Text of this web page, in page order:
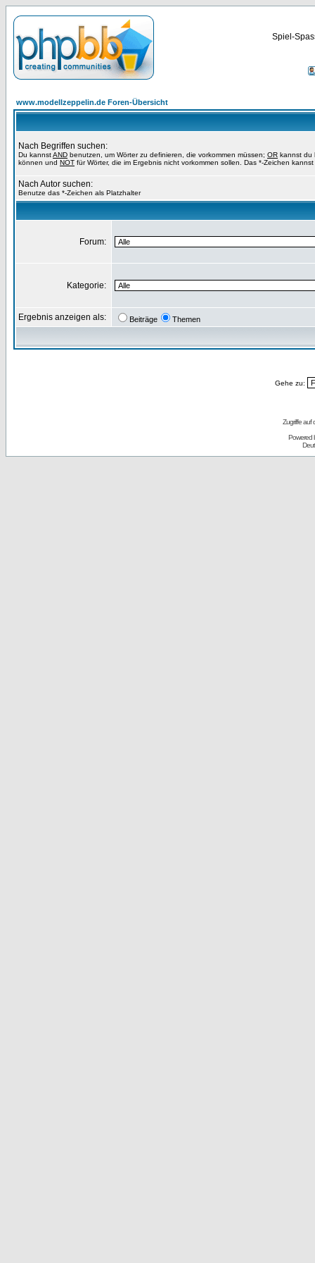
Spiel-
www.modellzeppelin.de Foren-Übersicht
Nach Begriffen suchen:
Du kannstAND benutzen, um Wörter zu definieren, die vorkommen müssen; OR kannst du
können und NOT für Wörter, die im Ergebnis nicht vorkommen sollen. Das *-Zeichen
Nach Autor suchen:
Benutze das *-Zeichen als Platzhalter
Forum:
Kategorie:
Ergebnis anzeigen als: Beiträge Themen
Gehe zu:
Zugriffe auf
Powered